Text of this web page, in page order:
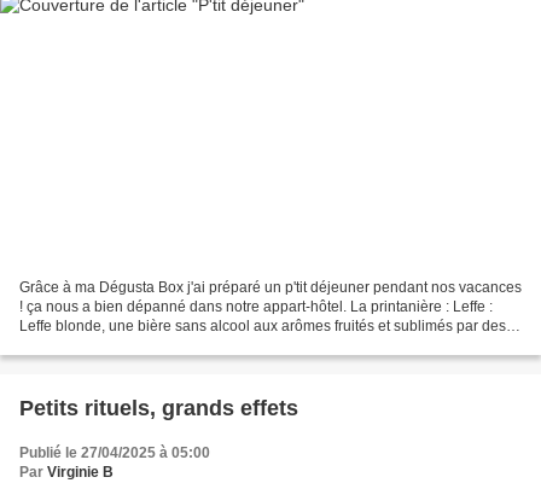
Grâce à ma Dégusta Box j'ai préparé un p'tit déjeuner pendant nos vacances
! ça nous a bien dépanné dans notre appart-hôtel. La printanière : Leffe :
Leffe blonde, une bière sans alcool aux arômes fruités et sublimés par des
Petits rituels, grands effets
Publié le 27/04/2025 à 05:00
Par Virginie B